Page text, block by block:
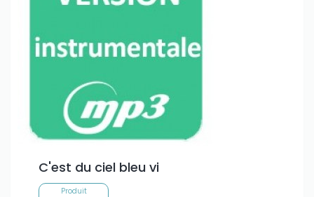
C'est du ciel bleu vi
Produit